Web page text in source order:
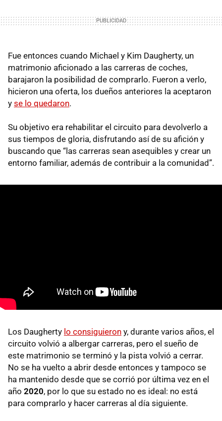
Fue entonces cuando Michael y Kim Daugherty, un
matrimonio aficionado a las carreras de coches,
barajaron la posibilidad de comprarlo. Fueron a verlo,
hicieron una oferta, los dueños anteriores la aceptaron
y se lo quedaron.
Su objetivo era rehabilitar el circuito para devolverlo a
sus tiempos de gloria, disfrutando así de su afición y
buscando que “las carreras sean asequibles y crear un
entorno familiar, además de contribuir a la comunidad”.
Los Daugherty lo consiguieron y, durante varios años, el
circuito volvió a albergar carreras, pero el sueño de
este matrimonio se terminó y la pista volvió a cerrar.
No se ha vuelto a abrir desde entonces y tampoco se
ha mantenido desde que se corrió por última vez en el
año 2020, por lo que su estado no es ideal: no está
para comprarlo y hacer carreras al día siguiente.